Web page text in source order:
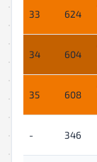
33 624
34 604
35 608
- 346